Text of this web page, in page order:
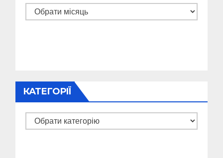
Архіви
КАТЕГОРІЇ
Категорії